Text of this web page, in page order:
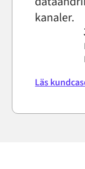
kanaler.
Läs